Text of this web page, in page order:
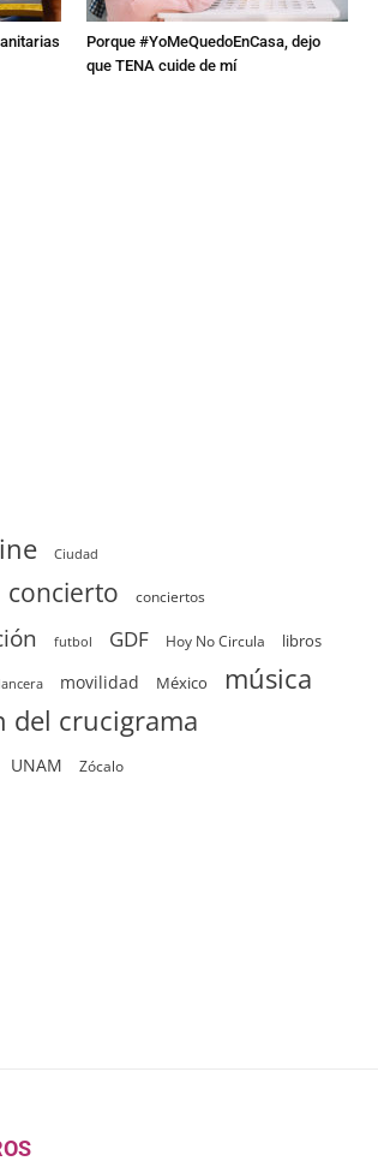
Porque #YoMeQuedoEnCasa, dejo
que TENA cuide de mí
Ciudad
concierto conciertos
futbol GDF Hoy No Circula libros
movilidad México música
del crucigrama
UNAM Zócalo